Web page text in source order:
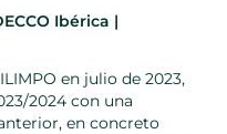
Ibérica |
en julio de 2023,
2024 con una
en concreto